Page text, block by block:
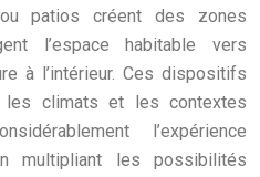
patios créent des zones
l’espace habitable vers
à l’intérieur. Ces dispositifs
les climats et les contextes
l’expérience
multipliant les possibilités